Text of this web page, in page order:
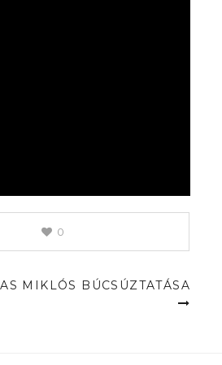
0
MIKLÓS BÚCSÚZTATÁSA